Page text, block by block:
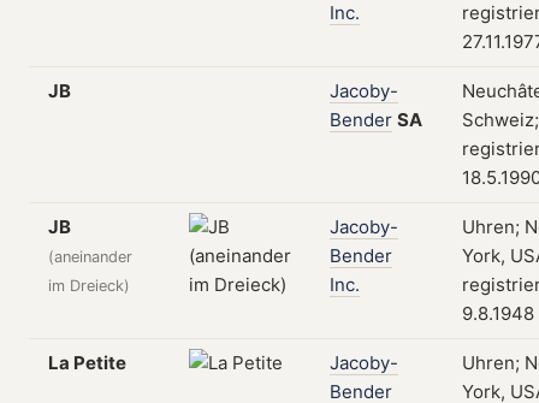
Inc.
JB
Jacoby-
Bender SA
Schweiz;
JB
(aneinander
im Dreieck)
Jacoby-
Bender
Inc.
Uhren;
York,
9.8.1948
La Petite
Jacoby-
Bender
Uhren;
York,